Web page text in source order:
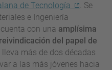
de Tecnología
. Se
e Ingeniería
con una amplísima
del papel de
lleva más de dos décadas
a las más jóvenes hacia